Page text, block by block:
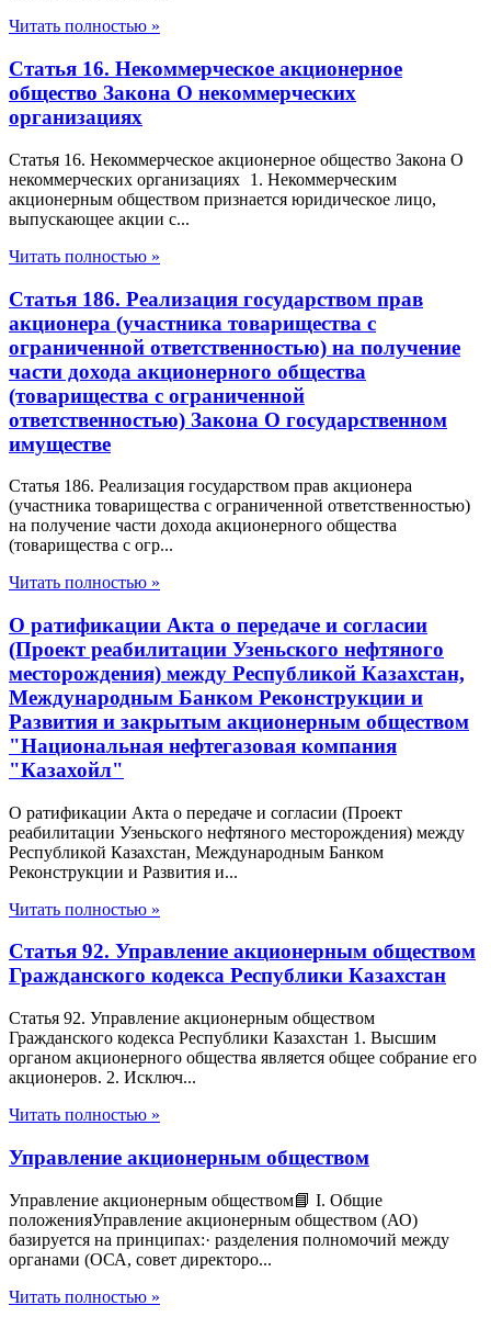
Читать полностью »
Статья 16. Некоммерческое акционерное
общество Закона О некоммерческих
организациях
Статья 16. Некоммерческое акционерное общество Закона О
некоммерческих организациях 1. Некоммерческим
акционерным обществом признается юридическое лицо,
выпускающее акции с...
Читать полностью »
Статья 186. Реализация государством прав
акционера (участника товарищества с
ограниченной ответственностью) на получение
части дохода акционерного общества
(товарищества с ограниченной
ответственностью) Закона О государственном
имуществе
Статья 186. Реализация государством прав акционера
(участника товарищества с ограниченной ответственностью)
на получение части дохода акционерного общества
(товарищества с огр...
Читать полностью »
О ратификации Акта о передаче и согласии
(Проект реабилитации Узеньского нефтяного
месторождения) между Республикой Казахстан,
Международным Банком Реконструкции и
Развития и закрытым акционерным обществом
"Национальная нефтегазовая компания
"Казахойл"
О ратификации Акта о передаче и согласии (Проект
реабилитации Узеньского нефтяного месторождения) между
Республикой Казахстан, Международным Банком
Реконструкции и Развития и...
Читать полностью »
Статья 92. Управление акционерным обществом
Гражданского кодекса Республики Казахстан
Статья 92. Управление акционерным обществом
Гражданского кодекса Республики Казахстан 1. Высшим
органом акционерного общества является общее собрание его
акционеров. 2. Исключ...
Читать полностью »
Управление акционерным обществом
Управление акционерным обществом📘 I. Общие
положенияУправление акционерным обществом (АО)
базируется на принципах:· разделения полномочий между
органами (ОСА, совет директоро...
Читать полностью »